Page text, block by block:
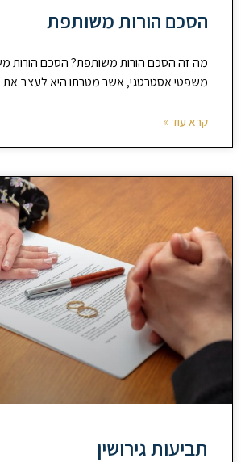
הסכם הורות משותפת
מה זה הסכם הורות משותפת? הסכם הורות
משפטי אסטרטגי, אשר מטרתו היא לעצב את
קרא עוד »
תביעות גירושין